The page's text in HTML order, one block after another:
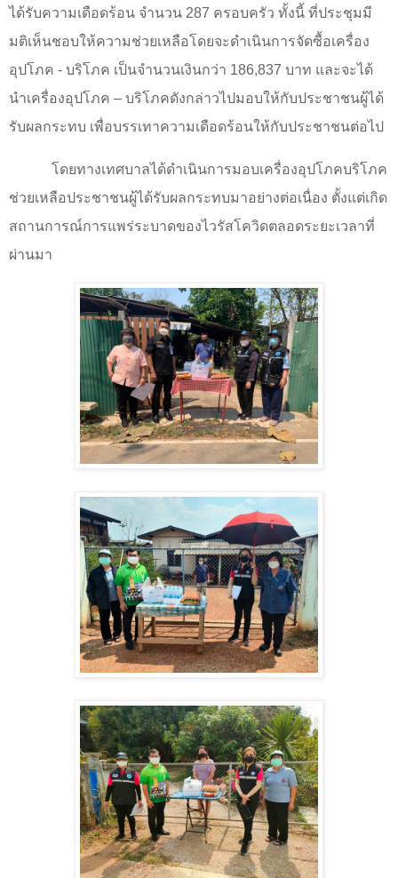
ได้รับความเดือดร้อน จำนวน 287 ครอบครัว ทั้งนี้ ที่ประชุมมี
มติเห็นชอบให้ความช่วยเหลือโดยจะดำเนินการจัดซื้อเครื่อง
อุปโภค - บริโภค เป็นจำนวนเงินกว่า 186,837 บาท และจะได้
นำเครื่องอุปโภค – บริโภคดังกล่าวไปมอบให้กับประชาชนผู้ได้
รับผลกระทบ เพื่อบรรเทาความเดือดร้อนให้กับประชาชนต่อไป
โดยทางเทศบาลได้ดำเนินการมอบเครื่องอุปโภคบริโภค
ช่วยเหลือประชาชนผู้ได้รับผลกระทบมาอย่างต่อเนื่อง ตั้งแต่เกิด
สถานการณ์การแพร่ระบาดของไวรัสโควิดตลอดระยะเวลาที่
ผ่านมา